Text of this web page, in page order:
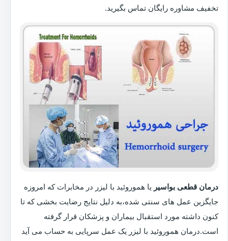
تخفیف مشاوره رایگان تماس بگیرید.
درمان قطعی بواسیر یا هموروئید با لیزر در مخابرات که امروزه
جایگزین عمل های سنتی شده،به دلیل نتایج رضایت بخشی که تا
کنون داشته مورد استقبال بیماران و پزشکان قرار گرفته
است.درمان هموروئید با لیزر یک عمل سرپایی به حساب می آید